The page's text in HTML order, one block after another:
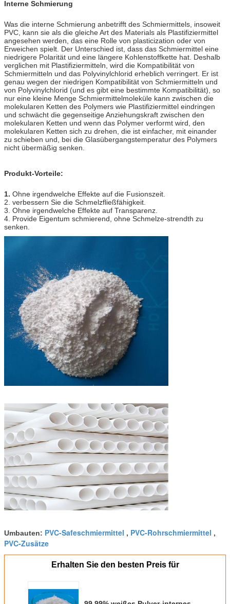
Interne Schmierung
Was die interne Schmierung anbetrifft des Schmiermittels, insoweit
PVC, kann sie als die gleiche Art des Materials als Plastifiziermittel
angesehen werden, das eine Rolle von plasticization oder von
Erweichen spielt. Der Unterschied ist, dass das Schmiermittel eine
niedrigere Polarität und eine längere Kohlenstoffkette hat. Deshalb
verglichen mit Plastifiziermitteln, wird die Kompatibilität von
Schmiermitteln und das Polyvinylchlorid erheblich verringert. Er ist
genau wegen der niedrigen Kompatibilität von Schmiermitteln und
von Polyvinylchlorid (und es gibt eine bestimmte Kompatibilität), so
nur eine kleine Menge Schmiermittelmoleküle kann zwischen die
molekularen Ketten des Polymers wie Plastifiziermittel eindringen
und schwächt die gegenseitige Anziehungskraft zwischen den
molekularen Ketten und wenn das Polymer verformt wird, den
molekularen Ketten sich zu drehen, die ist einfacher, mit einander
zu schieben und, bei die Glasübergangstemperatur des Polymers
nicht übermäßig senken.
Produkt-Vorteile:
1. Ohne irgendwelche Effekte auf die Fusionszeit.
2. verbessern Sie die Schmelzfließfähigkeit.
3. Ohne irgendwelche Effekte auf Transparenz.
4. Provide Eigentum schmierend, ohne Schmelze-strendth zu
senken.
Umbauten: PVC-Safeschmiermittel , PVC-Rohrschmiermittel ,
PVC-Zusätze
Erhalten Sie den besten Preis für